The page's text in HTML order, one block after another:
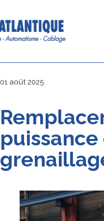
01 août 2025